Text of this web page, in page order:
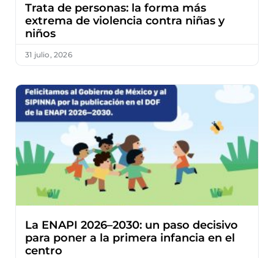
Trata de personas: la forma más
extrema de violencia contra niñas y
niños
31 julio, 2026
La ENAPI 2026–2030: un paso decisivo
para poner a la primera infancia en el
centro